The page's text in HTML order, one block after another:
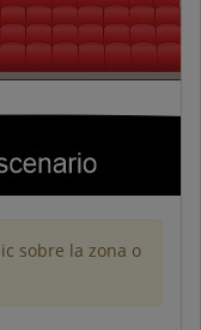
sobre la zona o